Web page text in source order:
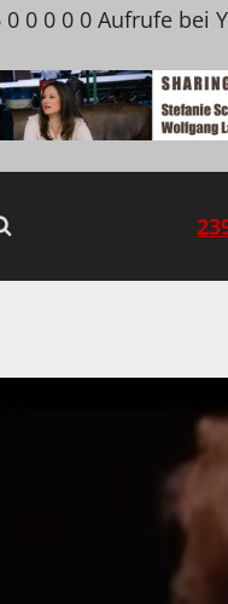
0 0 0 0 0 Aufrufe bei